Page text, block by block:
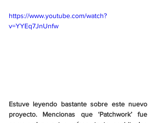
https://www.youtube.com/watch?
v=YYEq7JnUnfw
Estuve leyendo bastante sobre este nuevo
proyecto. Mencionas que ‘Patchwork’ fue